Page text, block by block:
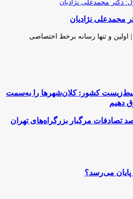
نژادیان
اولین و تنها رسانه برخط اختصاصی
کشور: کلان‌شهرها را به‌سمت
دهیم
پایان می‌رسد؟